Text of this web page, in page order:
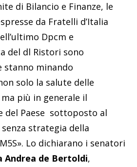
di Bilancio e Finanze, le
da Fratelli d’Italia
Dpcm e
del dl Ristori sono
minando
solo la salute delle
più in generale il
del Paese sottoposto al
strategia della
Lo dichiarano i senatori
Andrea de Bertoldi,